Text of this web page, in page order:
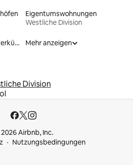
Eigentumswohnungen
Westliche Division
Familienfreundliche Unterkünfte
Mehr anzeigen
Division
Airbnb, Inc.
Nutzungsbedingungen